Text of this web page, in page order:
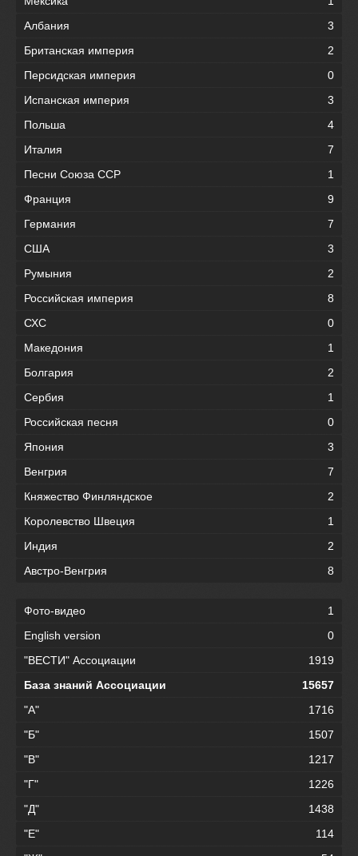
Албания
3
Британская империя
2
Персидская империя
0
Испанская империя
3
Польша
4
Италия
7
Песни Союза ССР
1
Франция
9
Германия
7
США
3
Румыния
2
Российская империя
8
СХС
0
Македония
1
Болгария
2
Сербия
1
Российская песня
0
Япония
3
Венгрия
7
Княжество Финляндское
2
Королевство Швеция
1
Индия
2
Австро-Венгрия
8
Фото-видео
1
English version
0
"ВЕСТИ" Ассоциации
1919
База знаний Ассоциации
15657
"А"
1716
"Б"
1507
"В"
1217
"Г"
1226
"Д"
1438
"Е"
114